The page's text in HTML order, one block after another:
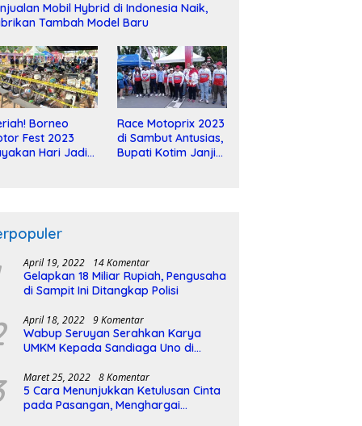
Mobil Hybrid di Indonesia Naik,
Tambah Model Baru
Borneo
Fest 2023
Hari Jadi
Race Motoprix 2023
di Sambut Antusias,
Bupati Kotim Janji
April 19, 2022 14 Komentar
Gelapkan 18 Miliar Rupiah, Pengusaha
di Sampit Ini Ditangkap Polisi
April 18, 2022 9 Komentar
Wabup Seruyan Serahkan Karya
UMKM Kepada Sandiaga Uno di
Maret 25, 2022 8 Komentar
5 Cara Menunjukkan Ketulusan Cinta
pada Pasangan, Menghargai